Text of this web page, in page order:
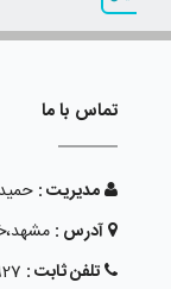
تماس با ما
مدیریت :
آدرس :
تلفن ثابت :